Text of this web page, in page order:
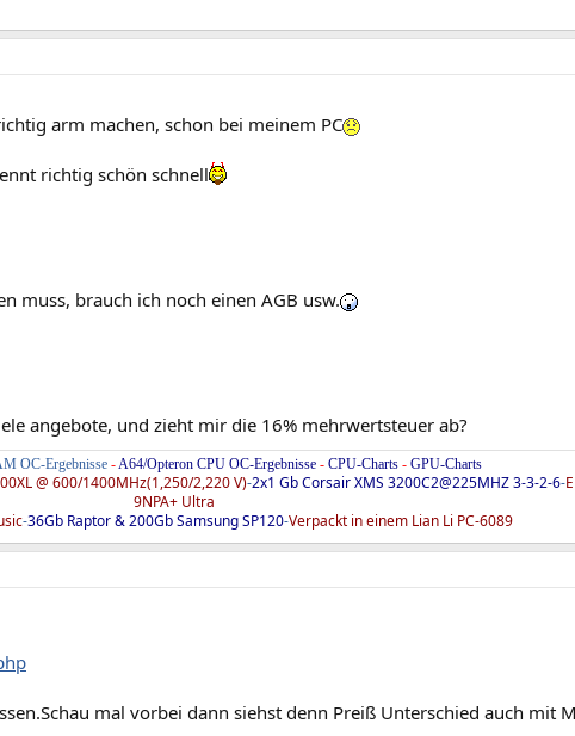
arm machen, schon bei meinem PC
richtig schön schnell
muss, brauch ich noch einen AGB usw.
angebote, und zieht mir die 16% mehrwertsteuer ab?
OC-Ergebnisse- A64/Opteron CPU OC-Ergebnisse- CPU-Charts- GPU-Charts
@ 600/1400MHz(1,250/2,220 V)-2x1 Gb Corsair XMS 3200C2@225MHZ 3-3-2-6-
9NPA+ Ultra
-36Gb Raptor & 200Gb Samsung SP120-Verpackt in einem Lian Li PC-6089
mal vorbei dann siehst denn Preiß Unterschied auch mit